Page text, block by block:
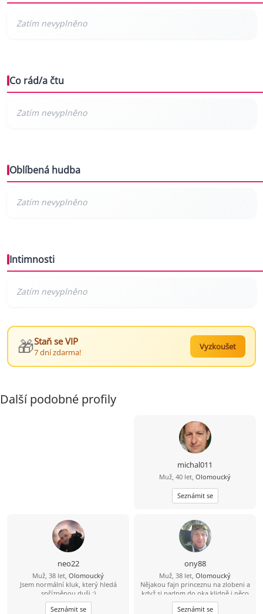
Co rád/a čtu
Oblíbená hudba
Intimnosti
🎁Staň se VIP
7 dní zdarma!
Vyzkoušet
Další podobné profily
michal011
Muž, 40 let, Olomoucký
Seznámit se
neo22
Muž, 38 let, Olomoucký
Jsem normální kluk, který hledá
spřízněnou duši :)
Seznámit se
ony88
Muž, 38 let, Olomoucký
Nějakou fajn princeznu na zlobeni a
když si padnm do oka klidně i něco
vic
Seznámit se